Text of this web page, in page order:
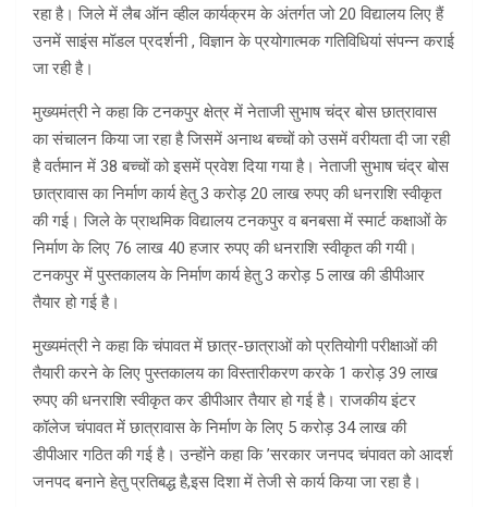
रहा है। जिले में लैब ऑन व्हील कार्यक्रम के अंतर्गत जो 20 विद्यालय लिए हैं
उनमें साइंस मॉडल प्रदर्शनी , विज्ञान के प्रयोगात्मक गतिविधियां संपन्न कराई
जा रही है।
मुख्यमंत्री ने कहा कि टनकपुर क्षेत्र में नेताजी सुभाष चंद्र बोस छात्रावास
का संचालन किया जा रहा है जिसमें अनाथ बच्चों को उसमें वरीयता दी जा रही
है वर्तमान में 38 बच्चों को इसमें प्रवेश दिया गया है। नेताजी सुभाष चंद्र बोस
छात्रावास का निर्माण कार्य हेतु 3 करोड़ 20 लाख रुपए की धनराशि स्वीकृत
की गई। जिले के प्राथमिक विद्यालय टनकपुर व बनबसा में स्मार्ट कक्षाओं के
निर्माण के लिए 76 लाख 40 हजार रुपए की धनराशि स्वीकृत की गयी।
टनकपुर में पुस्तकालय के निर्माण कार्य हेतु 3 करोड़ 5 लाख की डीपीआर
तैयार हो गई है।
मुख्यमंत्री ने कहा कि चंपावत में छात्र-छात्राओं को प्रतियोगी परीक्षाओं की
तैयारी करने के लिए पुस्तकालय का विस्तारीकरण करके 1 करोड़ 39 लाख
रुपए की धनराशि स्वीकृत कर डीपीआर तैयार हो गई है। राजकीय इंटर
कॉलेज चंपावत में छात्रावास के निर्माण के लिए 5 करोड़ 34 लाख की
डीपीआर गठित की गई है। उन्होंने कहा कि ’सरकार जनपद चंपावत को आदर्श
जनपद बनाने हेतु प्रतिबद्ध है,इस दिशा में तेजी से कार्य किया जा रहा है।